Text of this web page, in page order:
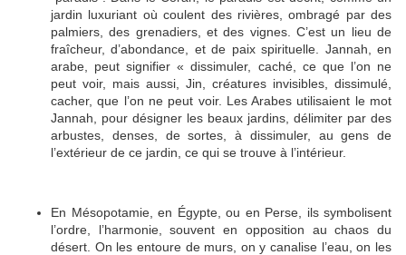
jardin luxuriant où coulent des rivières, ombragé par des
palmiers, des grenadiers, et des vignes. C’est un lieu de
fraîcheur, d’abondance, et de paix spirituelle. Jannah, en
arabe, peut signifier « dissimuler, caché, ce que l’on ne
peut voir, mais aussi, Jin, créatures invisibles, dissimulé,
cacher, que l’on ne peut voir. Les Arabes utilisaient le mot
Jannah, pour désigner les beaux jardins, délimiter par des
arbustes, denses, de sortes, à dissimuler, au gens de
l’extérieur de ce jardin, ce qui se trouve à l’intérieur.
En Mésopotamie, en Égypte, ou en Perse, ils symbolisent
l’ordre, l’harmonie, souvent en opposition au chaos du
désert. On les entoure de murs, on y canalise l’eau, on les